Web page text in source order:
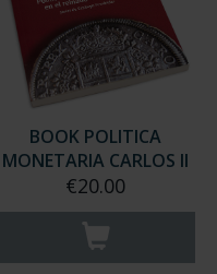
BOOK POLITICA
MONETARIA CARLOS II
€20.00